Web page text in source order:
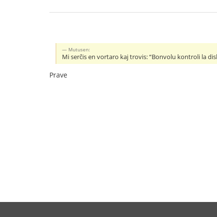
Mutusen:
Mi serĉis en vortaro kaj trovis: “Bonvolu kontroli la
Prave